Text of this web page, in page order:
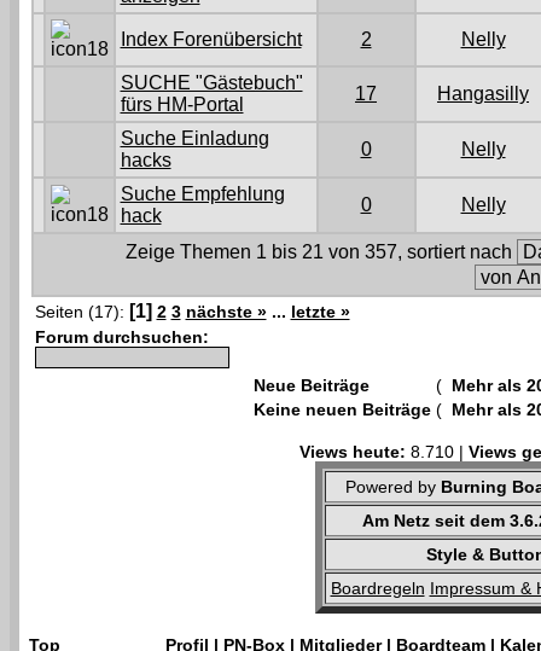
Index Forenübersicht 2 Nelly
SUCHE "Gästebuch"
fürs HM-Portal
17 Hangasilly
Suche Einladung
hacks
0 Nelly
Suche Empfehlung
hack
0 Nelly
Zeige Themen 1 bis 21 von 357, sortiert nach
Seiten (17): [1] 2 3 nächste » ... letzte »
Forum durchsuchen:
Neue Beiträge ( Mehr als
Keine neuen Beiträge ( Mehr als
Views heute: 8.710 | Views
Powered by Burning
Am Netz seit dem
Style &
Boardregeln Impressum &
Top Profil | PN-Box | Mitglieder| Boardteam |